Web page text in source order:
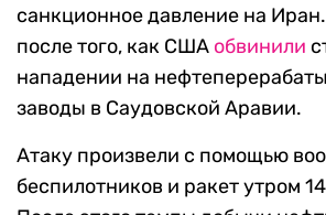
санкционное давление на
после того, как США обвинили
нападении на
заводы в Саудовской Аравии.
Атаку произвели с помощью
беспилотников и ракет утром